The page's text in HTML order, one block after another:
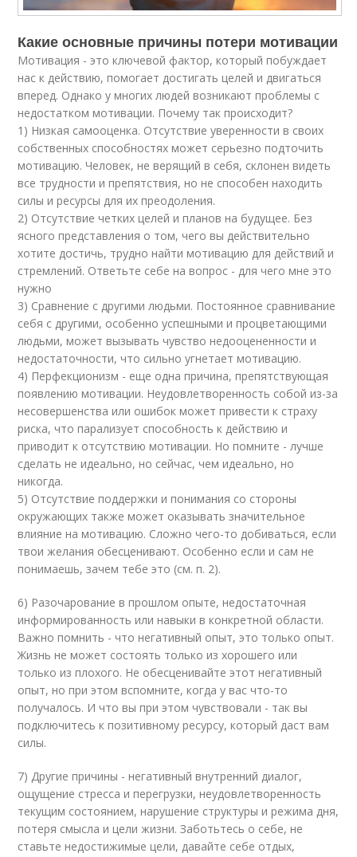
Какие основные причины потери мотивации
Мотивация - это ключевой фактор, который побуждает
нас к действию, помогает достигать целей и двигаться
вперед. Однако у многих людей возникают проблемы с
недостатком мотивации. Почему так происходит?
1) Низкая самооценка. Отсутствие уверенности в своих
собственных способностях может серьезно подточить
мотивацию. Человек, не верящий в себя, склонен видеть
все трудности и препятствия, но не способен находить
силы и ресурсы для их преодоления.
2) Отсутствие четких целей и планов на будущее. Без
ясного представления о том, чего вы действительно
хотите достичь, трудно найти мотивацию для действий и
стремлений. Ответьте себе на вопрос - для чего мне это
нужно
3) Сравнение с другими людьми. Постоянное сравнивание
себя с другими, особенно успешными и процветающими
людьми, может вызывать чувство недооцененности и
недостаточности, что сильно угнетает мотивацию.
4) Перфекционизм - еще одна причина, препятствующая
появлению мотивации. Неудовлетворенность собой из-за
несовершенства или ошибок может привести к страху
риска, что парализует способность к действию и
приводит к отсутствию мотивации. Но помните - лучше
сделать не идеально, но сейчас, чем идеально, но
никогда.
5) Отсутствие поддержки и понимания со стороны
окружающих также может оказывать значительное
влияние на мотивацию. Сложно чего-то добиваться, если
твои желания обесценивают. Особенно если и сам не
понимаешь, зачем тебе это (см. п. 2).
6) Разочарование в прошлом опыте, недостаточная
информированность или навыки в конкретной области.
Важно помнить - что негативный опыт, это только опыт.
Жизнь не может состоять только из хорошего или
только из плохого. Не обесценивайте этот негативный
опыт, но при этом вспомните, когда у вас что-то
получалось. И что вы при этом чувствовали - так вы
подключитесь к позитивному ресурсу, который даст вам
силы.
7) Другие причины - негативный внутренний диалог,
ощущение стресса и перегрузки, неудовлетворенность
текущим состоянием, нарушение структуры и режима дня,
потеря смысла и цели жизни. Заботьтесь о себе, не
ставьте недостижимые цели, давайте себе отдых,